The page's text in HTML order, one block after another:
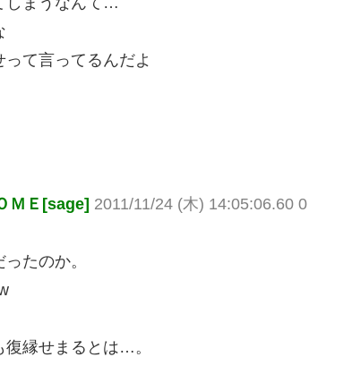
て言ってるんだよ
ＭＥ[sage] 2011/11/24 (木) 14:05:06.60 0
たのか。
縁せまるとは…。